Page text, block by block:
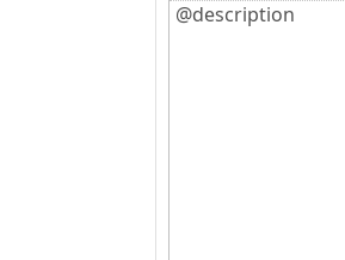
@description